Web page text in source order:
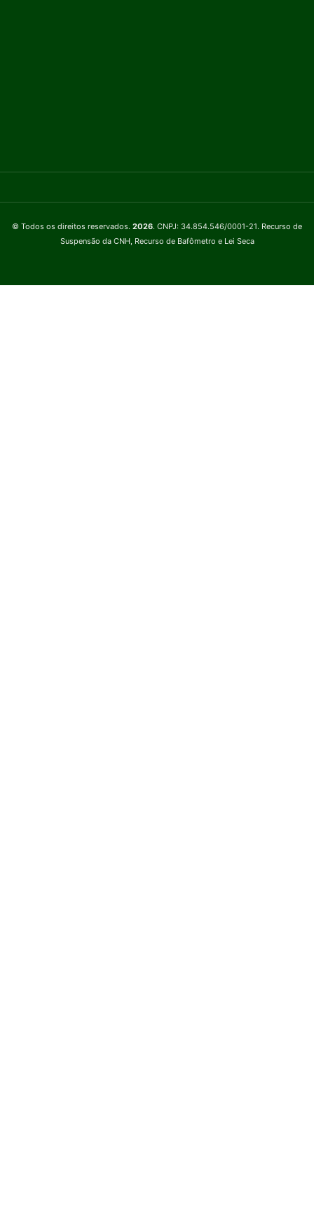
© Todos os direitos reservados. 2026. CNPJ: 34.854.546/0001-21. Recurso de
Suspensão da CNH, Recurso de Bafômetro e Lei Seca